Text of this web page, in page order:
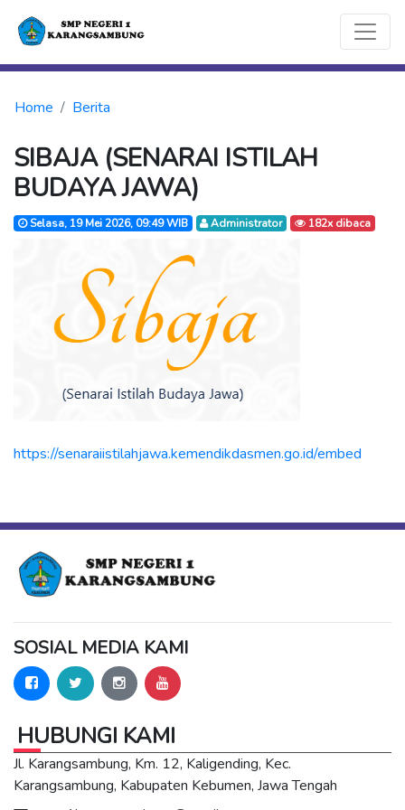
Home Berita
SIBAJA (SENARAI ISTILAH
BUDAYA JAWA)
Selasa, 19 Mei 2026, 09:49 WIB Administrator 182x dibaca
https://senaraiistilahjawa.kemendikdasmen.go.id/embed
SOSIAL MEDIA KAMI
HUBUNGI KAMI
Jl. Karangsambung, Km. 12, Kaligending, Kec.
Karangsambung, Kabupaten Kebumen, Jawa Tengah